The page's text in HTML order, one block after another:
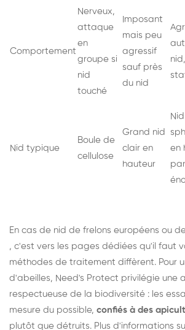
Comportement
Nerveux,
attaque
en
groupe si
nid
touché
Imposant
mais peu
agressif
sauf près
du nid
Nid typique
Boule de
cellulose
Grand nid
clair en
hauteur
Nid
en
En cas de nid de frelons européens ou
, c'est vers les pages dédiées qu'il faut
méthodes de traitement diffèrent. Pour
d'abeilles, Need's Protect privilégie une
respectueuse de la biodiversité : les
mesure du possible, confiés à des
plutôt que détruits. Plus d'informations